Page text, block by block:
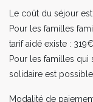
Le coût du séjour
Pour les familles
tarif aidé existe : 319€
Pour les familles qui
solidaire est
Modalité de